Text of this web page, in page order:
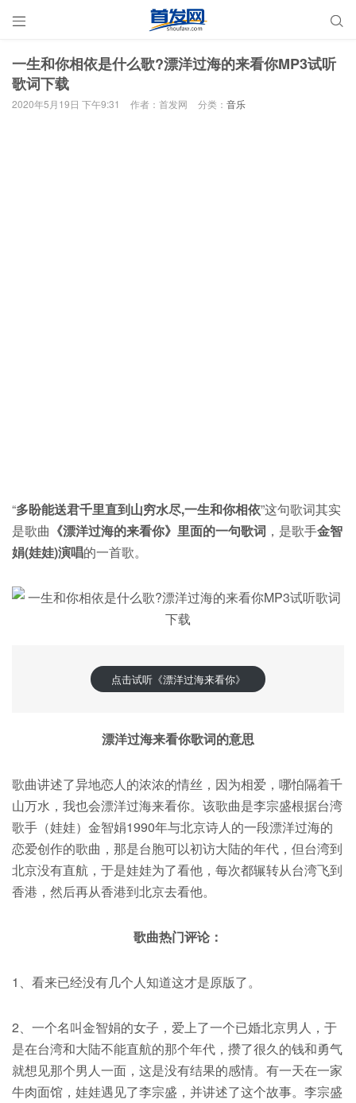
 
一生和你相依是什么歌?漂洋过海的来看你MP3试听
歌词下载
2020年5月19日 下午9:31 作者：首发网 分类： 音乐
“多盼能送君千里直到山穷水尽,一生和你相依”这句歌词其实
是歌曲 《漂洋过海的来看你》里面的一句歌词 ，是歌手金智
娟(娃娃)演唱的一首歌。
点击试听《漂洋过海来看你》
漂洋过海来看你歌词的意思
歌曲讲述了异地恋人的浓浓的情丝，因为相爱，哪怕隔着千
山万水，我也会漂洋过海来看你。该歌曲是李宗盛根据台湾
歌手（娃娃）金智娟1990年与北京诗人的一段漂洋过海的
恋爱创作的歌曲，那是台胞可以初访大陆的年代，但台湾到
北京没有直航，于是娃娃为了看他，每次都辗转从台湾飞到
香港，然后再从香港到北京去看他。
歌曲热门评论：
1、看来已经没有几个人知道这才是原版了。
2、一个名叫金智娟的女子，爱上了一个已婚北京男人，于
是在台湾和大陆不能直航的那个年代，攒了很久的钱和勇气
就想见那个男人一面，这是没有结果的感情。有一天在一家
牛肉面馆，娃娃遇见了李宗盛，并讲述了这个故事。李宗盛